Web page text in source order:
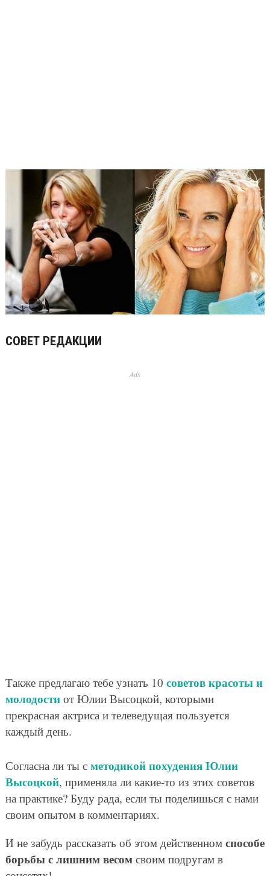
СОВЕТ РЕДАКЦИИ
Ads
Также предлагаю тебе узнать 10 советов красоты и
молодостиот Юлии Высоцкой, которыми
прекрасная актриса и телеведущая пользуется
каждый день.
Согласна ли ты с методикой похудения Юлии
Высоцкой, применяла ли какие-то из этих советов
на практике? Буду рада, если ты поделишься с нами
своим опытом в комментариях.
И не забудь рассказать об этом действенном способе
борьбы с лишним весомсвоим подругам в